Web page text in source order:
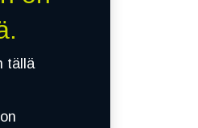
tällä